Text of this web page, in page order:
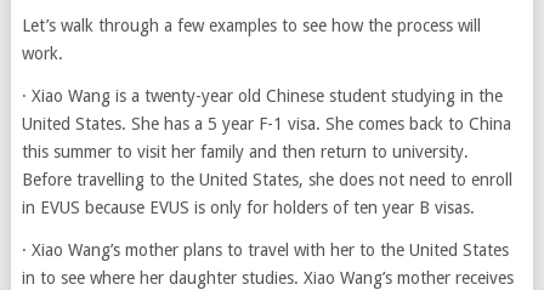
Let’s walk through a few examples to see how the process will
work.
· Xiao Wang is a twenty-year old Chinese student studying in the
United States. She has a 5 year F-1 visa. She comes back to China
this summer to visit her family and then return to university.
Before travelling to the United States, she does not need to enroll
in EVUS because EVUS is only for holders of ten year B visas.
· Xiao Wang’s mother plans to travel with her to the United States
in to see where her daughter studies. Xiao Wang’s mother receives